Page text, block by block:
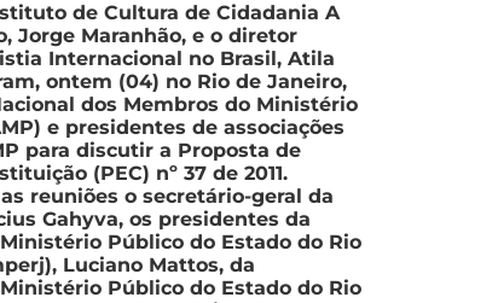
de Cultura de Cidadania A
Jorge Maranhão, e o diretor
Internacional no Brasil, Atila
ontem (04) no Rio de Janeiro,
dos Membros do Ministério
e presidentes de associações
para discutir a Proposta de
(PEC) nº 37 de 2011.
reuniões o secretário-geral da
Gahyva, os presidentes da
Público do Estado do Rio
Luciano Mattos, da
Público do Estado do Rio